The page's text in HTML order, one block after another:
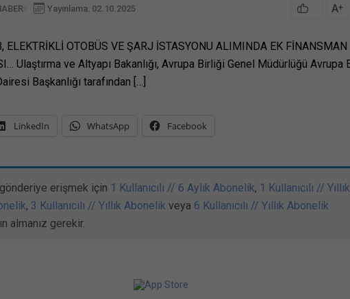
Yayınlama: 02.10.2025 A+
ELEKTRİKLİ OTOBÜS VE ŞARJ İSTASYONU ALIMINDA EK FİNANSMAN
Ulaştırma ve Altyapı Bakanlığı, Avrupa Birliği Genel Müdürlüğü Avrupa
Başkanlığı tarafından […]
LinkedIn WhatsApp Facebook
erişmek için 1 Kullanıcılı // 6 Aylık Abonelik, 1 Kullanıcılı // Yıllık
, 3 Kullanıcılı // Yıllık Abonelik veya 6 Kullanıcılı // Yıllık Abonelik
almanız gerekir.